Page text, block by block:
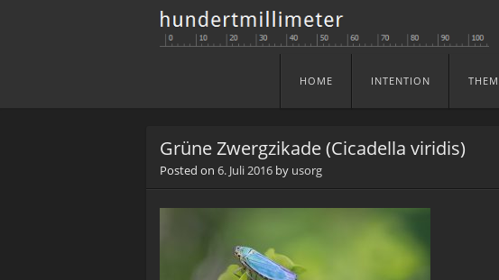
Menu
Skip to content
HOME INTENTION
Grüne Zwergzikade (Cicadella viridis)
Posted on 6. Juli 2016 by usorg